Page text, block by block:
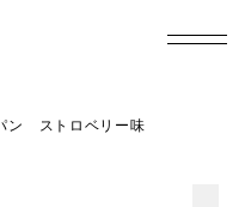
ン ストロベリー味